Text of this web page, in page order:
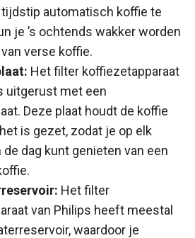
tijdstip automatisch koffie te
je ’s ochtends wakker worden
verse koffie.
Het filter koffiezetapparaat
uitgerust met een
Deze plaat houdt de koffie
is gezet, zodat je op elk
dag kunt genieten van een
Het filter
van Philips heeft meestal
waardoor je